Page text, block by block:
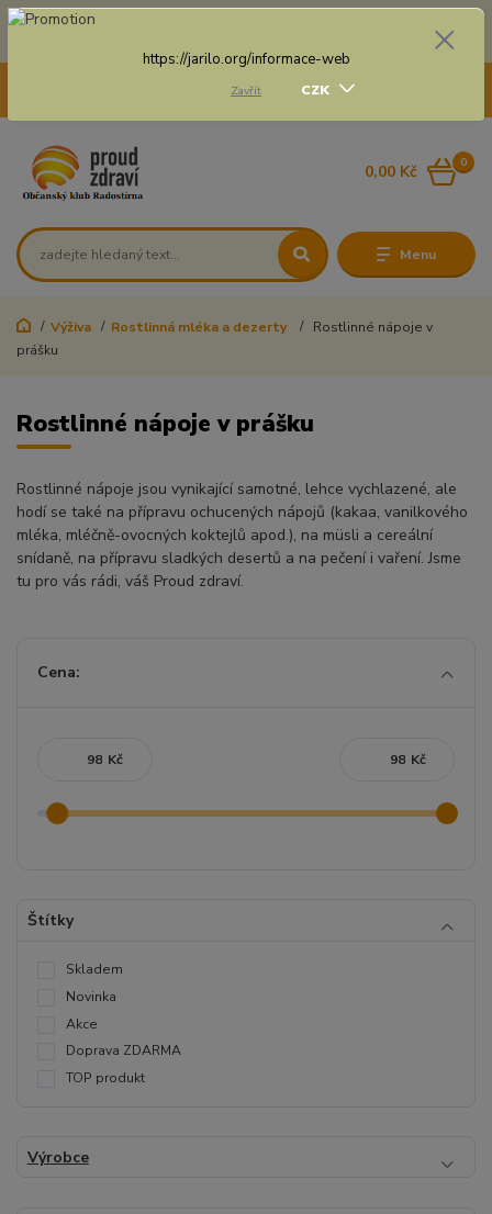
Doprava zdarma na některé druhy dopravy při nákupu
Menu
CZK
0
0,00 Kč
Výživa Rostlinná mléka a dezerty
Rostlinné nápoje v
prášku
Rostlinné nápoje v prášku
Rostlinné nápoje jsou vynikající samotné, lehce vychlazené, ale
hodí se také na přípravu ochucených nápojů (kakaa, vanilkového
mléka, mléčně-ovocných koktejlů apod.), na müsli a cereální
snídaně, na přípravu sladkých desertů a na pečení i vaření. Jsme
tu pro vás rádi, váš Proud zdraví.
Cena:
Kč Kč
Štítky
Skladem
Novinka
Akce
Doprava ZDARMA
TOP produkt
Výrobce
https://jarilo.org/informace-web
Zavřít